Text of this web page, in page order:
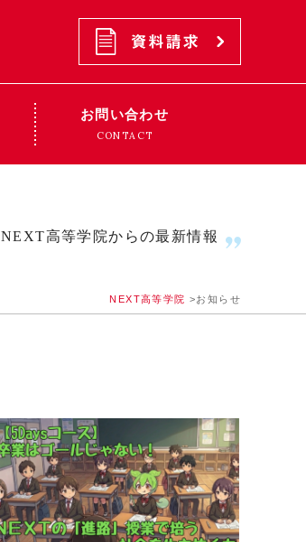
お問い合わせ
CONTACT
NEXT高等学院からの最新情報
NEXT高等学院 >お知らせ